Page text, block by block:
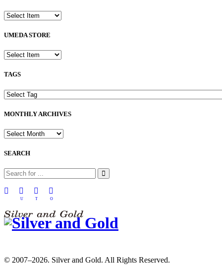
UMEDA STORE
TAGS
MONTHLY ARCHIVES
SEARCH
U T O
© 2007–2026. Silver and Gold. All Rights Reserved.